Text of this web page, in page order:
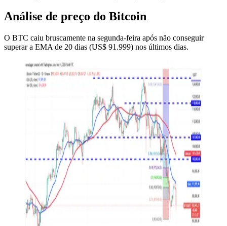
Análise de preço do Bitcoin
O BTC caiu bruscamente na segunda-feira após não conseguir
superar a EMA de 20 dias (US$ 91.999) nos últimos dias.